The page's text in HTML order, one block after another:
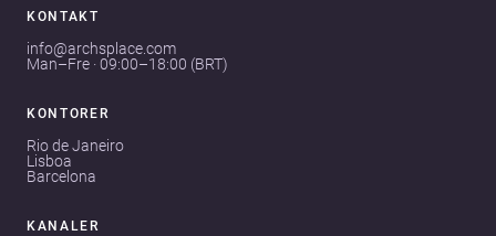
KONTAKT
info@archsplace.com
Man–Fre · 09:00–18:00 (BRT)
KONTORER
Rio de Janeiro
Lisboa
Barcelona
KANALER